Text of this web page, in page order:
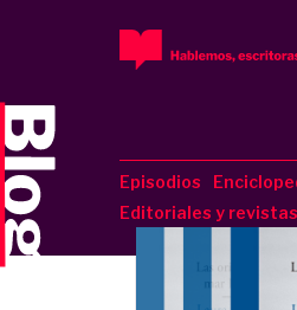
Episodios
Editoriales y revistas